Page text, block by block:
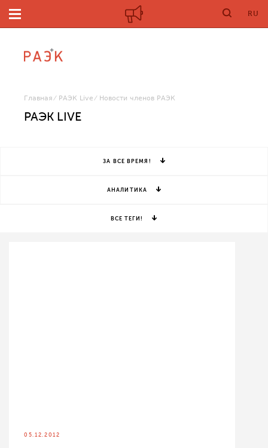
RU
Главная РАЭК Live Новости членов РАЭК
РАЭК LIVE
ЗА ВСЕ ВРЕМЯ!
АНАЛИТИКА
ВСЕ ТЕГИ!
05.12.2012